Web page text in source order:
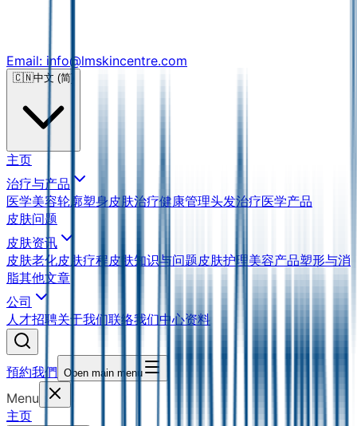
Email: info@lmskincentre.com
🇨🇳中文 (简)
主页
治疗与产品
医学美容轮廓塑身皮肤治疗健康管理头发治疗医学产品
皮肤问题
皮肤资讯
皮肤老化皮肤疗程皮肤知识与问题皮肤护理美容产品塑形与消
脂其他文章
公司
人才招聘关于我们联络我们中心资料
預約我們 Open main menu
Menu
主页